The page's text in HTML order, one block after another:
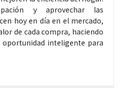
y aprovechar las
hoy en día en el mercado,
de cada compra, haciendo
inteligente para